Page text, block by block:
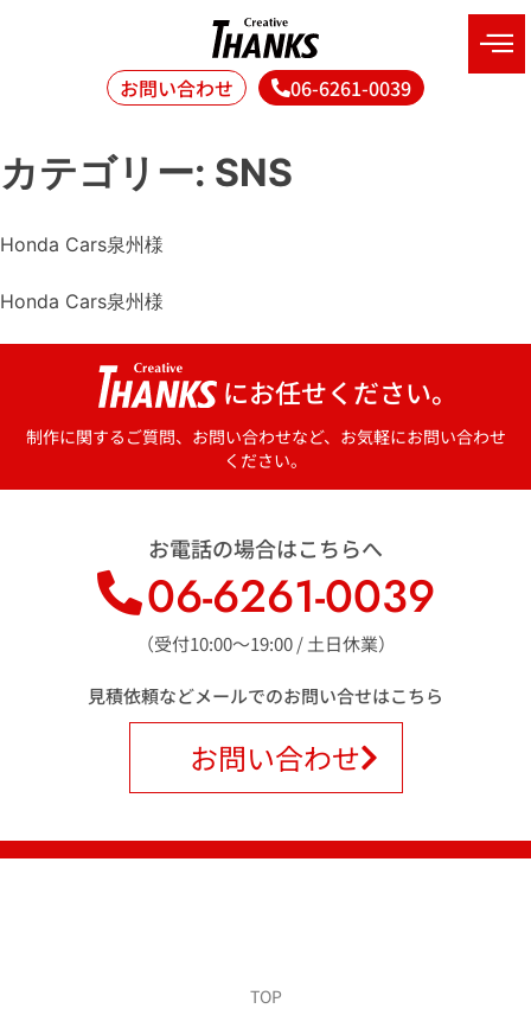
お問い合わせ 06-6261-0039
カテゴリー: SNS
Honda Cars泉州様
Honda Cars泉州様
にお任せください。
制作に関するご質問、お問い合わせなど、お気軽にお問い合わせ
ください。
お電話の場合はこちらへ
06-6261-0039
（受付10:00〜19:00 / 土日休業）
見積依頼などメールでのお問い合せはこちら
お問い合わせ
TOP